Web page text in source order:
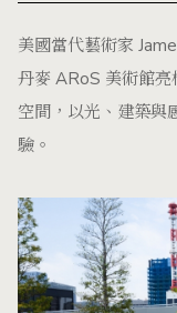
美國當代藝術家
丹麥 ARoS 美術館
空間，以光、建築與
驗。